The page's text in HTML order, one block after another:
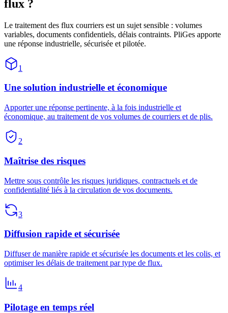
flux ?
Le traitement des flux courriers est un sujet sensible : volumes
variables, documents confidentiels, délais contraints. PliGes apporte
une réponse industrielle, sécurisée et pilotée.
1
Une solution industrielle et économique
Apporter une réponse pertinente, à la fois industrielle et
économique, au traitement de vos volumes de courriers et de plis.
2
Maîtrise des risques
Mettre sous contrôle les risques juridiques, contractuels et de
confidentialité liés à la circulation de vos documents.
3
Diffusion rapide et sécurisée
Diffuser de manière rapide et sécurisée les documents et les colis, et
optimiser les délais de traitement par type de flux.
4
Pilotage en temps réel